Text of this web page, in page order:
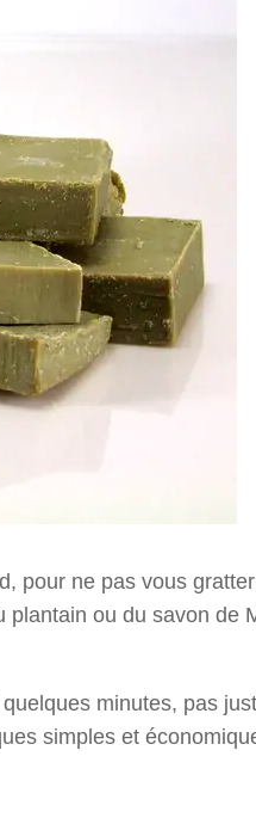
pour ne pas vous
plantain ou du savon de
minutes, pas
simples et